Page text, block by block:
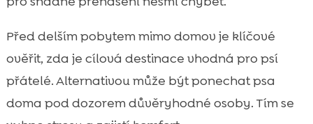
Před delším pobytem mimo domov je klíčové
ověřit, zda je cílová destinace vhodná pro psí
přátelé. Alternativou může být ponechat psa
doma pod dozorem důvěryhodné osoby. Tím se